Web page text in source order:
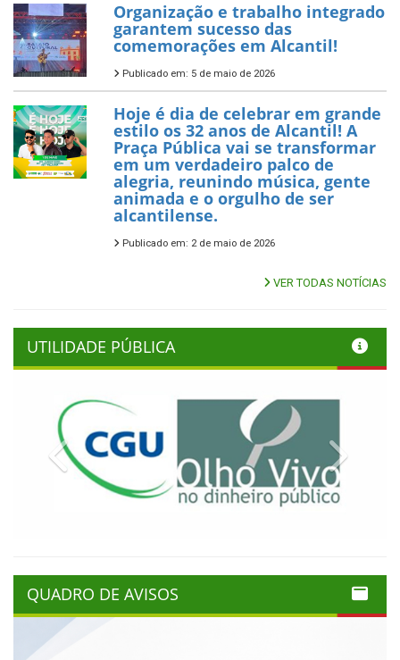
Organização e trabalho integrado
garantem sucesso das
comemorações em Alcantil!
Publicado em: 5 de maio de 2026
Hoje é dia de celebrar em grande
estilo os 32 anos de Alcantil! A
Praça Pública vai se transformar
em um verdadeiro palco de
alegria, reunindo música, gente
animada e o orgulho de ser
alcantilense.
Publicado em: 2 de maio de 2026
VER TODAS NOTÍCIAS
UTILIDADE PÚBLICA
Previous
QUADRO DE AVISOS